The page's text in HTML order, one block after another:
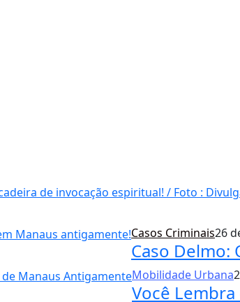
Casos Criminais26
Caso Delmo:
Mobilidade Urbana
Você Lembra